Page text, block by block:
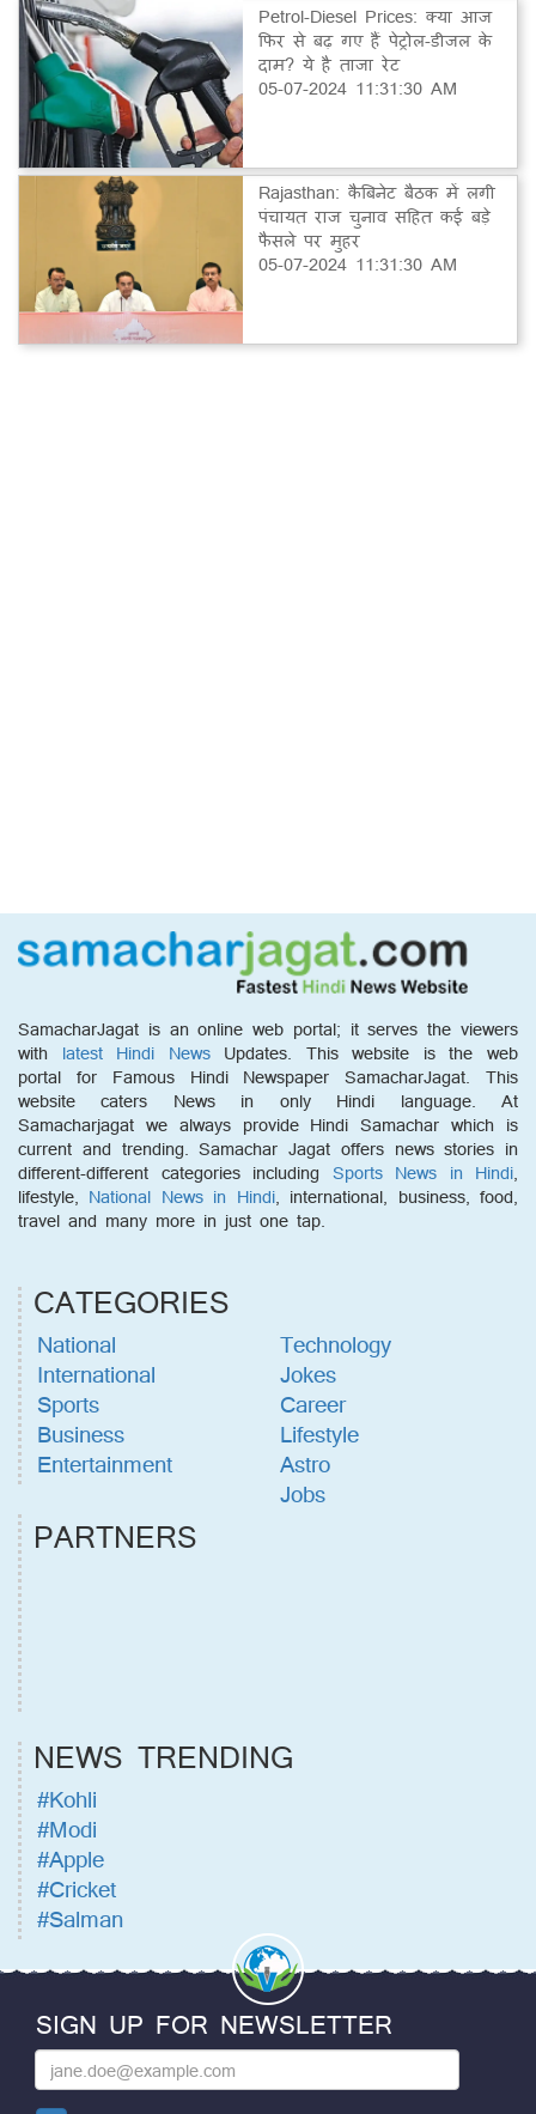
Petrol-Diesel Prices: क्या आज
फिर से बढ़ गए हैं पेट्रोल-डीजल के
दाम? ये है ताजा रेट
05-07-2024 11:31:30 AM
Rajasthan: कैबिनेट बैठक में लगी
पंचायत राज चुनाव सहित कई बड़े
फैसले पर मुहर
05-07-2024 11:31:30 AM
SamacharJagat is an online web portal; it serves the viewers
with latest Hindi NewsUpdates. This website is the web
portal for Famous Hindi Newspaper SamacharJagat. This
website caters News in only Hindi language. At
Samacharjagat we always provide Hindi Samachar which is
current and trending. Samachar Jagat offers news stories in
different-different categories including Sports News in Hindi,
lifestyle, National News in Hindi, international, business, food,
travel and many more in just one tap.
CATEGORIES
National
International
Sports
Business
Entertainment
Technology
Jokes
Career
Lifestyle
Astro
Jobs
PARTNERS
NEWS TRENDING
#Kohli
#Modi
#Apple
#Cricket
#Salman
SIGN UP FOR NEWSLETTER